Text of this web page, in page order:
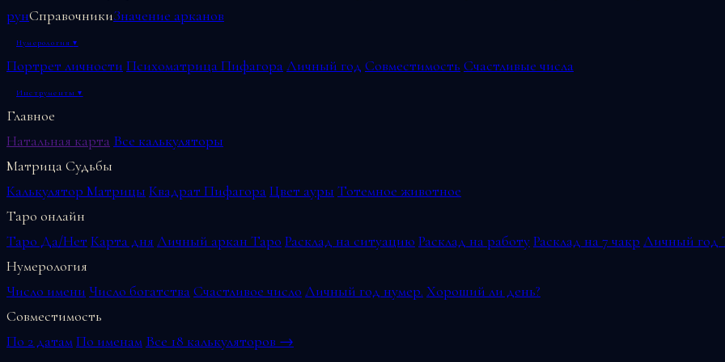
рунСправочникиЗначение арканов
Нумерология▾
Портрет личности Психоматрица ПифагораЛичный год Совместимость Счастливые числа
Инструменты▾
Главное
Натальная карта Все калькуляторы
Матрица Судьбы
Калькулятор Матрицы Квадрат ПифагораЦвет ауры Тотемное животное
Таро онлайн
Таро Да/Нет Карта дня Личный аркан Таро Расклад на ситуацию Расклад на работуРасклад на 7 чакр Личный год
Нумерология
Число имени Число богатстваСчастливое число Личный год нумер. Хороший ли день?
Совместимость
По 2 датамПо именам Все 18 калькуляторов →